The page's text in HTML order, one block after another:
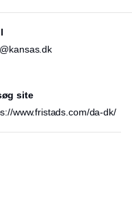
stiger til
til huse i Odense
og
site
www.fristads.com/da-dk/